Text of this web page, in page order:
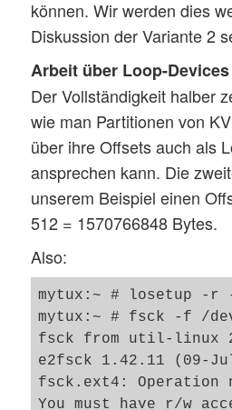
können. Wir werden dies
Diskussion der Variante 2
Arbeit über Loop-Devices
Der Vollständigkeit halber
wie man Partitionen von
über ihre Offsets auch als
ansprechen kann. Die
unserem Beispiel einen
512 = 1570766848 Bytes.
Also:
mytux:~ # losetup -r -
mytux:~ # fsck -f /
fsck from util-linux
e2fsck 1.42.11 (09-
fsck.ext4: Operation
You must have r/w